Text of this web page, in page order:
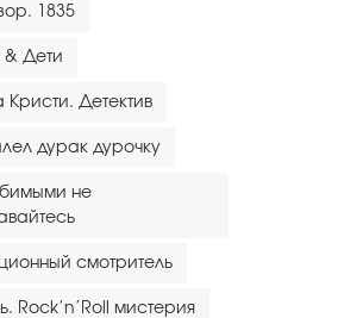
1835
& Дети
Кристи. Детектив
дурак дурочку
не
смотритель
Rock’n’Roll мистерия